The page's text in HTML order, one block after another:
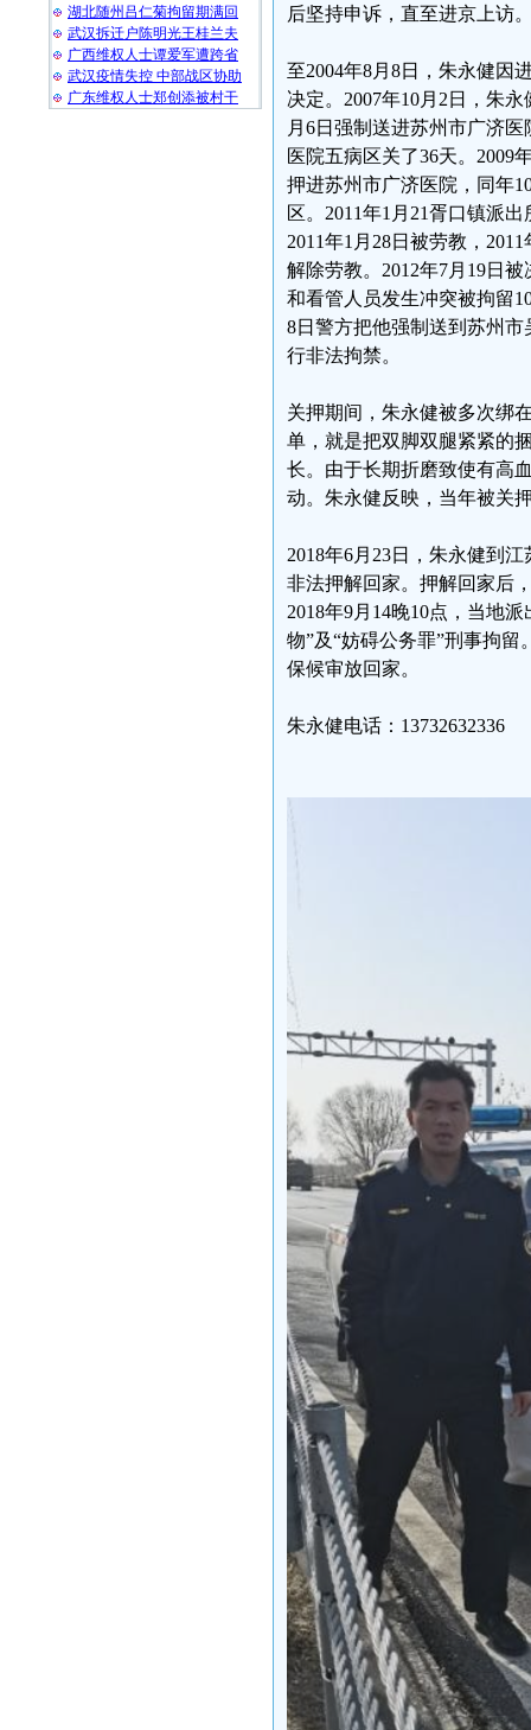
湖北随州吕仁菊拘留期满回
武汉拆迁户陈明光王桂兰夫
广西维权人士谭爱军遭跨省
武汉疫情失控 中部战区协助
广东维权人士郑创添被村干
后坚持申诉，直至进京上访
至2004年8月8日，朱永健因
决定。2007年10月2日，朱
月6日强制送进苏州市广济
医院五病区关了36天。2009
押进苏州市广济医院，同年
区。2011年1月21胥口镇派
2011年1月28日被劳教，
解除劳教。2012年7月19日
和看管人员发生冲突被拘留
8日警方把他强制送到苏州
行非法拘禁。
关押期间，朱永健被多次绑
单，就是把双脚双腿紧紧的
长。由于长期折磨致使有高
动。朱永健反映，当年被关
2018年6月23日，朱永健到
非法押解回家。押解回家后
2018年9月14晚10点，当地
物”及“妨碍公务罪”刑事拘
保候审放回家。
朱永健电话：13732632336